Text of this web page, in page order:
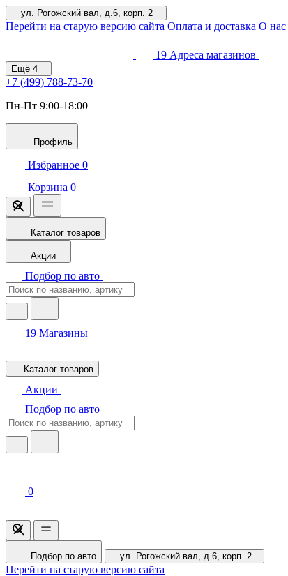
ул. Рогожский вал, д.6, корп. 2
Перейти на старую версию сайта Оплата и доставка О нас
19 Адреса магазинов
Ещё 4
+7 (499) 788-73-70
Пн-Пт 9:00-18:00
Профиль
Избранное 0
Корзина 0
Каталог товаров
Акции
Подбор по авто
19 Магазины
Каталог товаров
Акции
Подбор по авто
0
Подбор по авто ул. Рогожский вал, д.6, корп. 2
Перейти на старую версию сайта